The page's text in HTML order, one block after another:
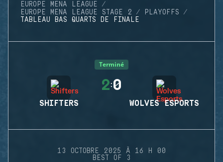
EUROPE MENA LEAGUE
EUROPE MENA LEAGUE STAGE 2
PLAYOFFS
TABLEAU BAS QUARTS DE FINALE
Terminé
SHIFTERS
2:0
WOLVES ESPORTS
13 OCTOBRE 2025 À 16 H 00
BEST OF 3